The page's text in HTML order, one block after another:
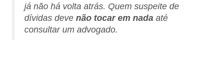
já não há volta atrás. Quem suspeite de
dívidas deve não tocar em nada até
consultar um advogado.